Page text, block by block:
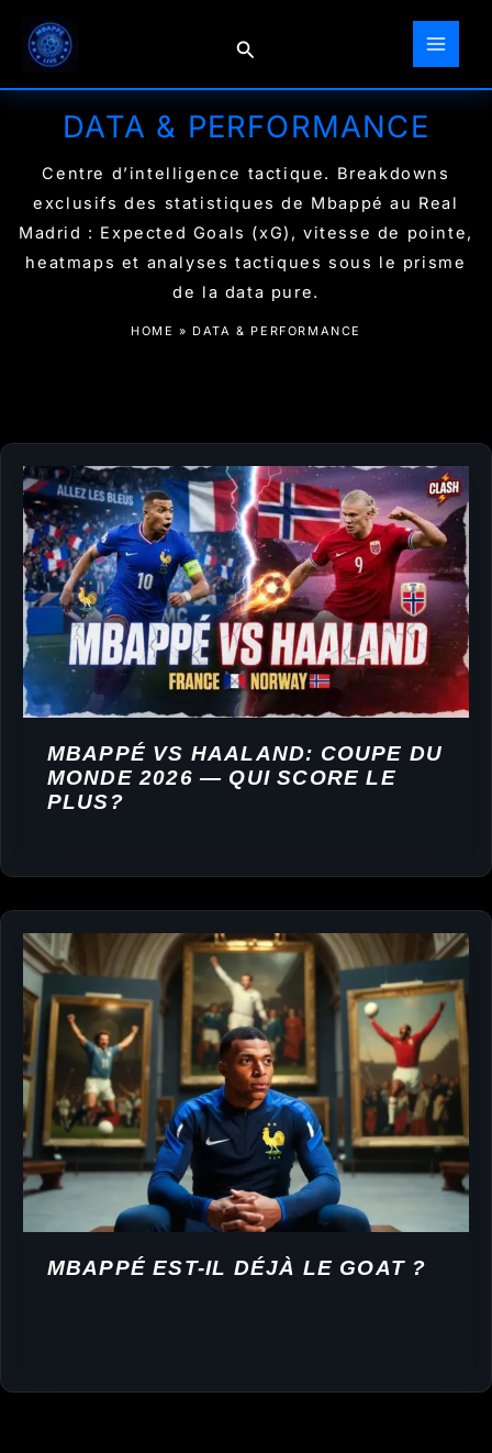
contenu
Rechercher
DATA & PERFORMANCE
Centre d’intelligence tactique. Breakdowns
exclusifs des statistiques de Mbappé au Real
Madrid : Expected Goals (xG), vitesse de pointe,
heatmaps et analyses tactiques sous le prisme
de la data pure.
HOME » DATA & PERFORMANCE
MBAPPÉ VS HAALAND: COUPE DU
MONDE 2026 — QUI SCORE LE
PLUS?
MBAPPÉ EST-IL DÉJÀ LE GOAT ?